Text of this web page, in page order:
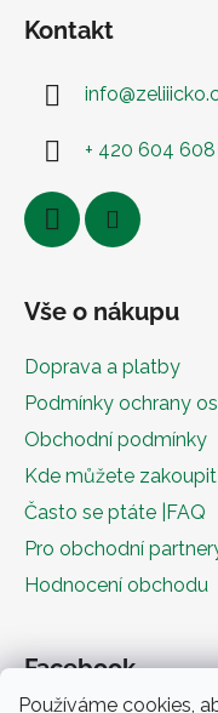
Používáme cookies,
Kontakt
info@
+ 420 604 608
Vše o nákupu
Doprava a platby
Podmínky ochrany
Obchodní podmínky
Kde můžete
Často se ptáte |FAQ
Pro obchodní
Hodnocení obchodu
Facebook